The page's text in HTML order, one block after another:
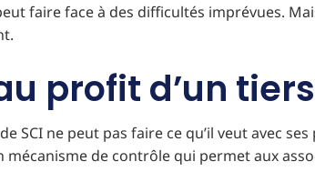
faire face à des difficultés imprévues.
profit d’un
SCI ne peut pas faire ce qu’il veut avec
mécanisme de contrôle qui permet aux